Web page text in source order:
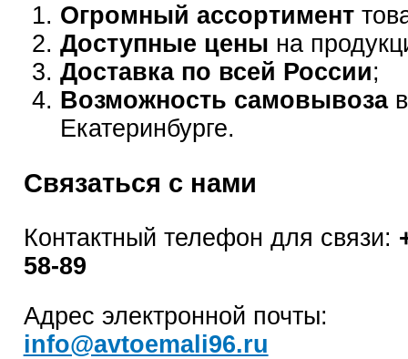
Огромный ассортимент
Доступные цены на
Доставка по всей России;
Возможность самовывозав
Екатеринбурге.
Связаться с нами
Контактный телефон для связи:
58-89
Адрес электронной почты:
info@avtoemali96.ru